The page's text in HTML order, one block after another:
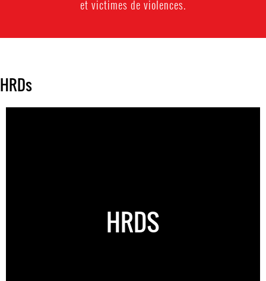
et victimes de violences.
HRDs
HRDS